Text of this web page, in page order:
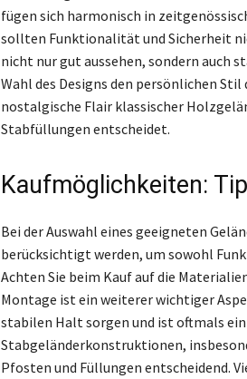
fügen sich harmonisch in
sollten Funktionalität und Sicherheit
nicht nur gut aussehen, sondern auch
Wahl des Designs den persönlichen
nostalgische Flair klassischer
Stabfüllungen entscheidet.
Kaufmöglichkeiten:
Bei der Auswahl eines geeigneten
berücksichtigt werden, um sowohl
Achten Sie beim Kauf auf die
Montage ist ein weiterer wichtiger
stabilen Halt sorgen und ist oftmals
Stabgeländerkonstruktionen,
Pfosten und Füllungen entscheidend.